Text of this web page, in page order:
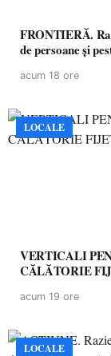
FRONTIERĂ.
de persoane și
acum 18 ore
LOCALE
VERTICALI
CĂLĂTORIE
acum 19 ore
LOCALE